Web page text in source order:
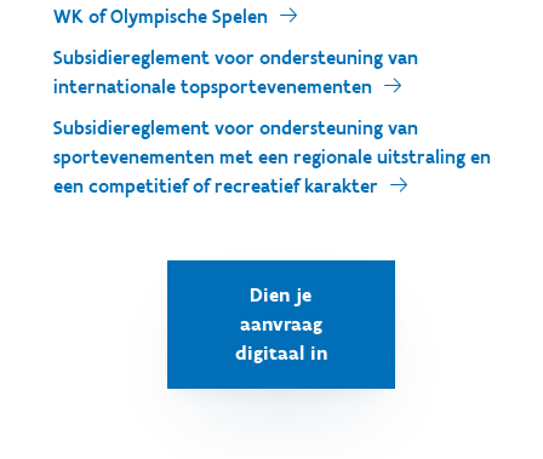
WK of Olympische Spelen
Subsidiereglement voor ondersteuning van
internationale topsportevenementen
Subsidiereglement voor ondersteuning van
sportevenementen met een regionale uitstraling en
een competitief of recreatief karakter
Dien je
aanvraag
digitaal in